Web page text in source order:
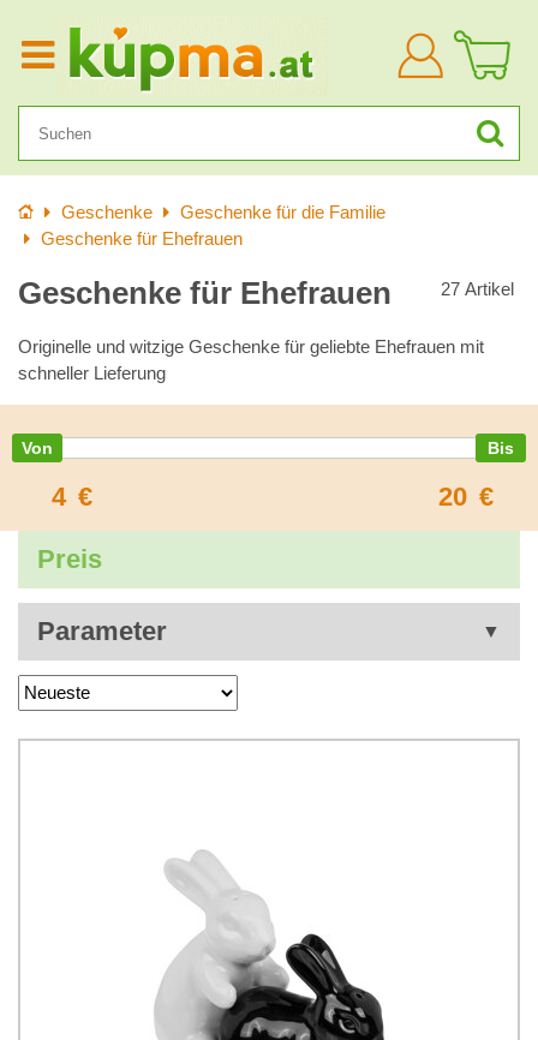
Anmelden
StartseiteGeschenke
Geschenke für die Familie
Geschenke für Ehefrauen
Geschenke für Ehefrauen 27 Artikel
Originelle und witzige Geschenke für geliebte Ehefrauen mit
schneller Lieferung
4 € 20 €
Preis
Parameter